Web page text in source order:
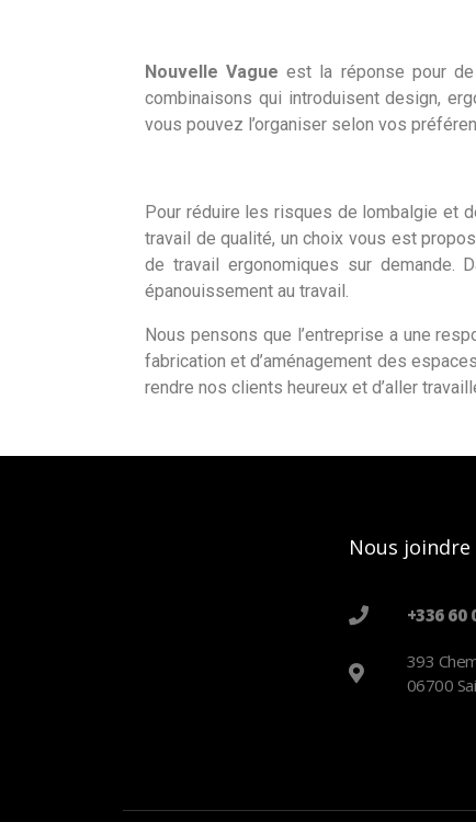
Nouvelle Vague est la réponse pour
combinaisons qui introduisent design,
vous pouvez l’organiser selon vos
Pour réduire les risques de lombalgie et
travail de qualité, un choix vous est
de travail ergonomiques sur demande.
épanouissement au travail.
Nous pensons que l’entreprise a une
fabrication et d’aménagement des
rendre nos clients heureux et d’aller
Nous joindre
+336 60
393
06700